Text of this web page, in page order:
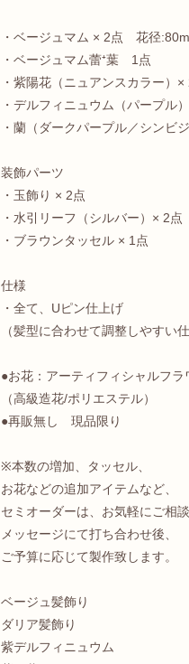
・ベージュマム × 2点 花径
・ベージュマム蕾⁺葉 1点
・紫陽花（ニュアンスカラー
・デルフィニュウム（パープル
・蘭（ダークパープル／シンビ
装飾パーツ
・玉飾り × 2点
・水引リーフ（シルバー）× 2点
・ブラウンタッセル × 1点
仕様
・全て、Uピン仕上げ
（髪型に合わせて調整しやすい
●お花：アーティフィシャルフラ
（高級造花/ポリエステル）
●再販無し 現品限り
※本数の増加、タッセル、
お花などの追加アイテムなど、
セミオーダーは、お気軽にご相談
メッセージにて打ち合わせ後、
ご予算に応じて製作致します。
ベージュ髪飾り
ダリア髪飾り
紫デルフィニュウム